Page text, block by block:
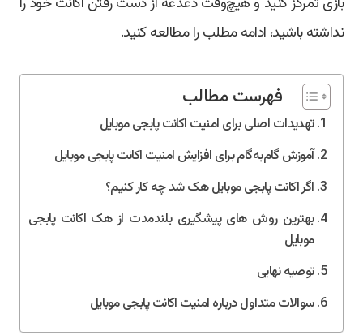
نداشته باشید، ادامه مطلب را مطالعه کنید.
فهرست مطالب
تهدیدات اصلی برای امنیت اکانت پابجی موبایل
آموزش گام‌به‌گام برای افزایش امنیت اکانت پابجی موبایل
اگر اکانت پابجی موبایل هک شد چه کار کنیم؟
بهترین روش های پیشگیری بلندمدت از هک اکانت پابجی
موبایل
توصیه نهایی
سوالات متداول درباره امنیت اکانت پابجی موبایل